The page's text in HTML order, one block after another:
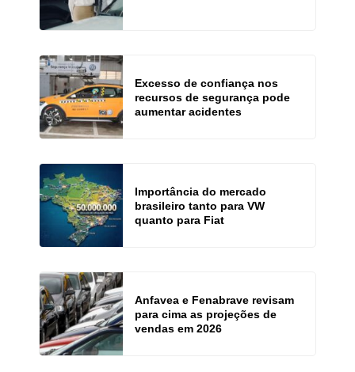
Excesso de confiança nos
recursos de segurança pode
aumentar acidentes
Importância do mercado
brasileiro tanto para VW
quanto para Fiat
Anfavea e Fenabrave revisam
para cima as projeções de
vendas em 2026